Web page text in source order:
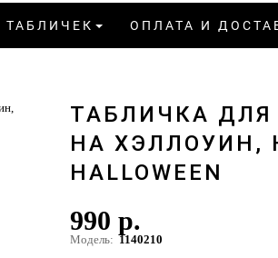
ТАБЛИЧЕК ОПЛАТА И
ТАБЛИЧКА
НА ХЭЛЛОУИН,
HALLOWEEN
990 р.
Модель:1140210